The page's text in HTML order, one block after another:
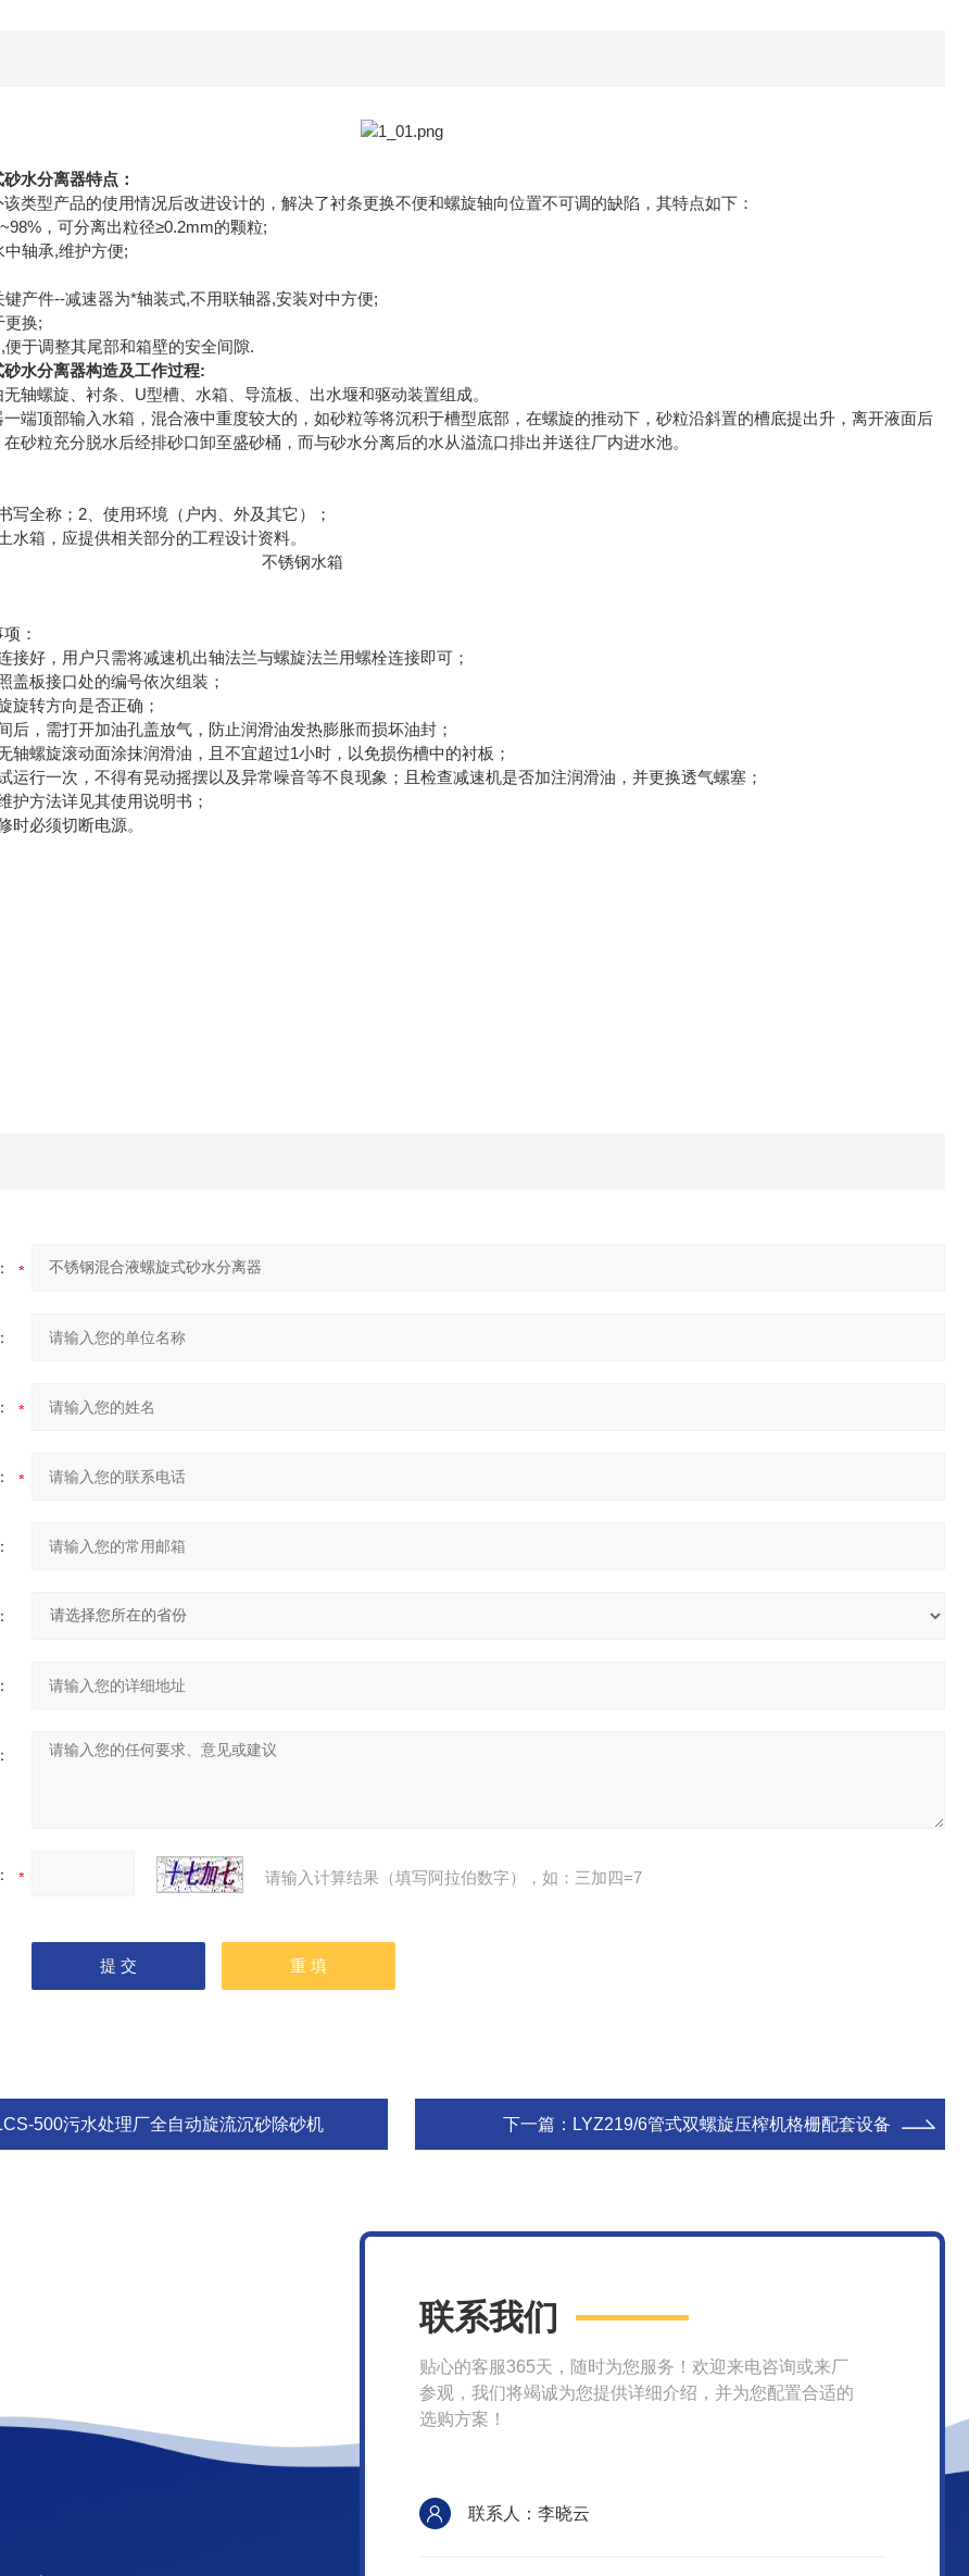
水分离器特点：
类型产品的使用情况后改进设计的，解决了衬条更换不便和螺旋轴向位置不可调的缺陷，其特点如下：
，可分离出粒径≥0.2mm的颗粒;
轴承,维护方便;
产件--减速器为*轴装式,不用联轴器,安装对中方便;
更换;
于调整其尾部和箱壁的安全间隙.
水分离器构造及工作过程:
轴螺旋、衬条、 U型槽、水箱、导流板、出水堰和驱动装置组成。
端顶部输入水箱，混合液中重度较大的，如砂粒等将沉积于槽型底部，在螺旋的推动下，砂粒沿斜置的槽底提出升，离开液面后
砂粒充分脱水后经排砂口卸至盛砂桶，而与砂水分离后的水从溢流口排出并送往厂内进水池。
写全称；2、使用环境（户内、外及其它）；
水箱，应提供相关部分的工程设计资料。
锈钢水箱
：
接好，用户只需将减速机出轴法兰与螺旋法兰用螺栓连接即可；
盖板接口处的编号依次组装；
旋转方向是否正确；
后，需打开加油孔盖放气，防止润滑油发热膨胀而损坏油封；
轴螺旋滚动面涂抹润滑油，且不宜超过1小时，以免损伤槽中的衬板；
运行一次，不得有晃动摇摆以及异常噪音等不良现象；且检查减速机是否加注润滑油，并更换透气螺塞；
护方法详见其使用说明书；
时必须切断电源。
请输入计算结果（填写阿拉伯数字），如：三加四=7
500污水处理厂全自动旋流沉砂除砂机 下一篇： LYZ219/6管式双螺旋压榨机格栅配套设备
联系我们
贴心的客服365天，随时为您服务！欢迎来电咨询或来厂
参观，我们将竭诚为您提供详细介绍，并为您配置合适的
选购方案！
联系人：李晓云